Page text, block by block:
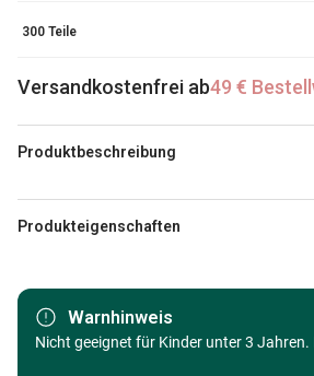
300 Teile
Versandkostenfrei ab49 €
Produktbeschreibung
SANRIO Hello Kitty
Produkteigenschaften
Marke Trefl
Kategorie Comic
Warnhinweis
Nicht geeignet für Kinder unter 3